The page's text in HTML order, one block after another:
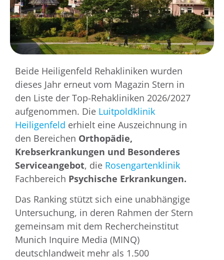
Beide Heiligenfeld Rehakliniken wurden
dieses Jahr erneut vom Magazin Stern in
den Liste der Top-Rehakliniken 2026/2027
aufgenommen. Die Luitpoldklinik
Heiligenfeld erhielt eine Auszeichnung in
den Bereichen Orthopädie,
Krebserkrankungen und Besonderes
Serviceangebot, die Rosengartenklinik
Fachbereich Psychische Erkrankungen.
Das Ranking stützt sich eine unabhängige
Untersuchung, in deren Rahmen der Stern
gemeinsam mit dem Rechercheinstitut
Munich Inquire Media (MINQ)
deutschlandweit mehr als 1.500